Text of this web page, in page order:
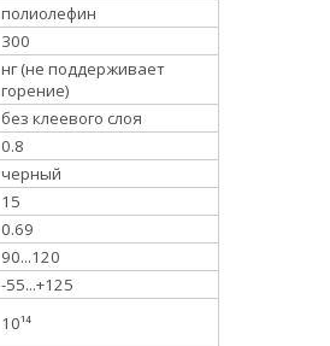
полиолефин
300
нг (не поддерживает
горение)
без клеевого слоя
0.8
черный
15
0.69
90...120
-55...+125
10¹⁴